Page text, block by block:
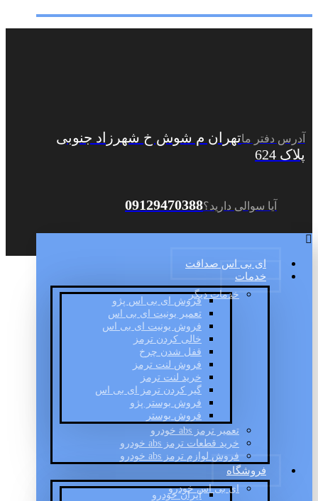
آدرس دفتر ماتهران م شوش خ شهرزاد جنوبی
پلاک 624
آیا سوالی دارید؟09129470388
ای بی اس صداقت
خدمات
خدمات دیگر
فروش ای بی اس پژو
تعمیر یونیت ای بی اس
فروش یونیت ای بی اس
خالی کردن ترمز
قفل شدن چرخ
فروش لنت ترمز
خرید لنت ترمز
گیر کردن ترمز ای بی اس
فروش بوستر پژو
فروش بوستر
تعمیر ترمز abs خودرو
خرید قطعات ترمز abs خودرو
فروش لوازم ترمز abs خودرو
فروشگاه
ای بی اس خودرو
ایران خودرو